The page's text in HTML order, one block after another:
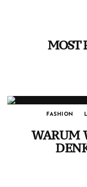
MOST
FASHION
WARUM